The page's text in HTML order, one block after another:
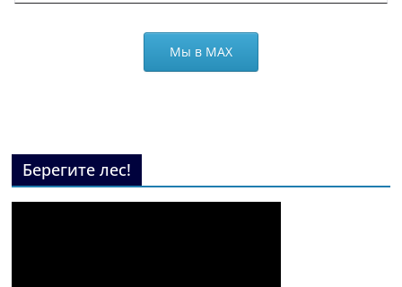
Мы в МАХ
Берегите лес!